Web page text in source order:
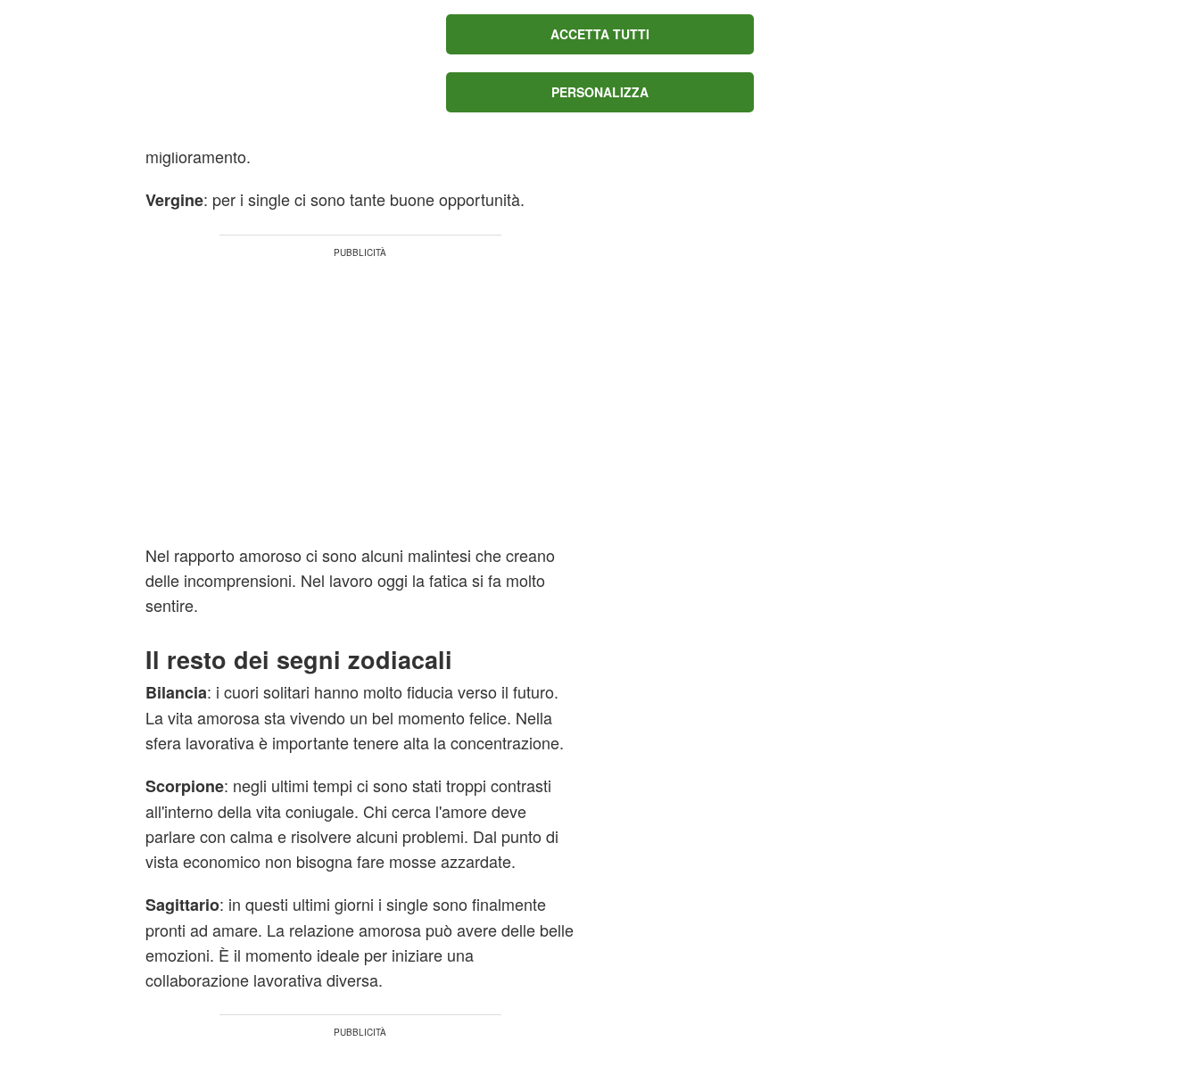
amorosa è sempre la salute. Nell'ambito lavorativo c'è una
leggera preoccupazione per una chiamata che non arriva.
: le storie nate da poco vanno alimentate
continuamente. Per la vita coniugale e un periodo davvero
miglioramento.
Vergine: per i single ci sono tante buone opportunità.
Nel rapporto amoroso ci sono alcuni malintesi che creano
delle incomprensioni. Nel lavoro oggi la fatica si fa molto
sentire.
Il resto dei segni zodiacali
Bilancia: i cuori solitari hanno molto fiducia verso il futuro.
La vita amorosa sta vivendo un bel momento felice. Nella
sfera lavorativa è importante tenere alta la concentrazione.
Scorpione: negli ultimi tempi ci sono stati troppi contrasti
all'interno della vita coniugale. Chi cerca l'amore deve
parlare con calma e risolvere alcuni problemi. Dal punto di
vista economico non bisogna fare mosse azzardate.
Sagittario: in questi ultimi giorni i single sono finalmente
pronti ad amare. La relazione amorosa può avere delle belle
emozioni. È il momento ideale per iniziare una
collaborazione lavorativa diversa.
ACCETTA TUTTI
PERSONALIZZA